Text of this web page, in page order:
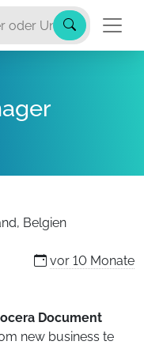
Belgien
vor 10 Monate
Document
new business te